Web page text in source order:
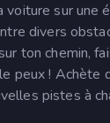
voiture sur une
divers
ton chemin,
peux ! Achète
pistes à